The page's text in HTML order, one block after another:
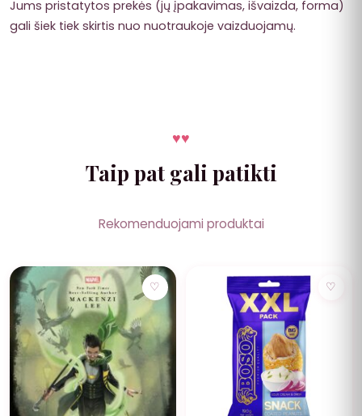
Jums pristatytos prekės (jų įpakavimas, išvaizda, forma)
gali šiek tiek skirtis nuo nuotraukoje vaizduojamų.
♥♥
Taip pat gali patikti
Rekomenduojami produktai
♡ NUOLAIDA ♡